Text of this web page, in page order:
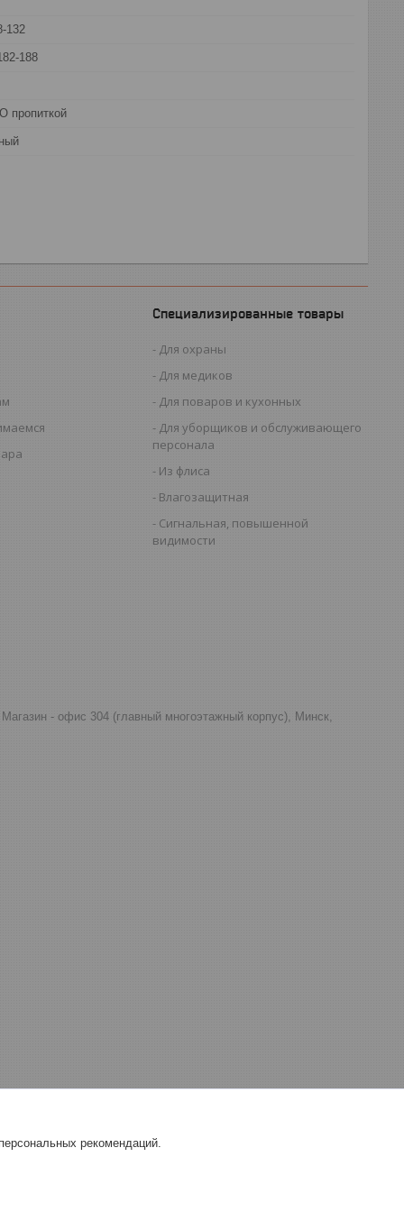
132
188
пропиткой
Специализированные товары
Для охраны
Для медиков
Для поваров и кухонных
Для уборщиков и обслуживающего
персонала
Из флиса
Влагозащитная
Сигнальная, повышенной
видимости
- офис 304 (главный многоэтажный корпус), Минск,
рекомендаций.